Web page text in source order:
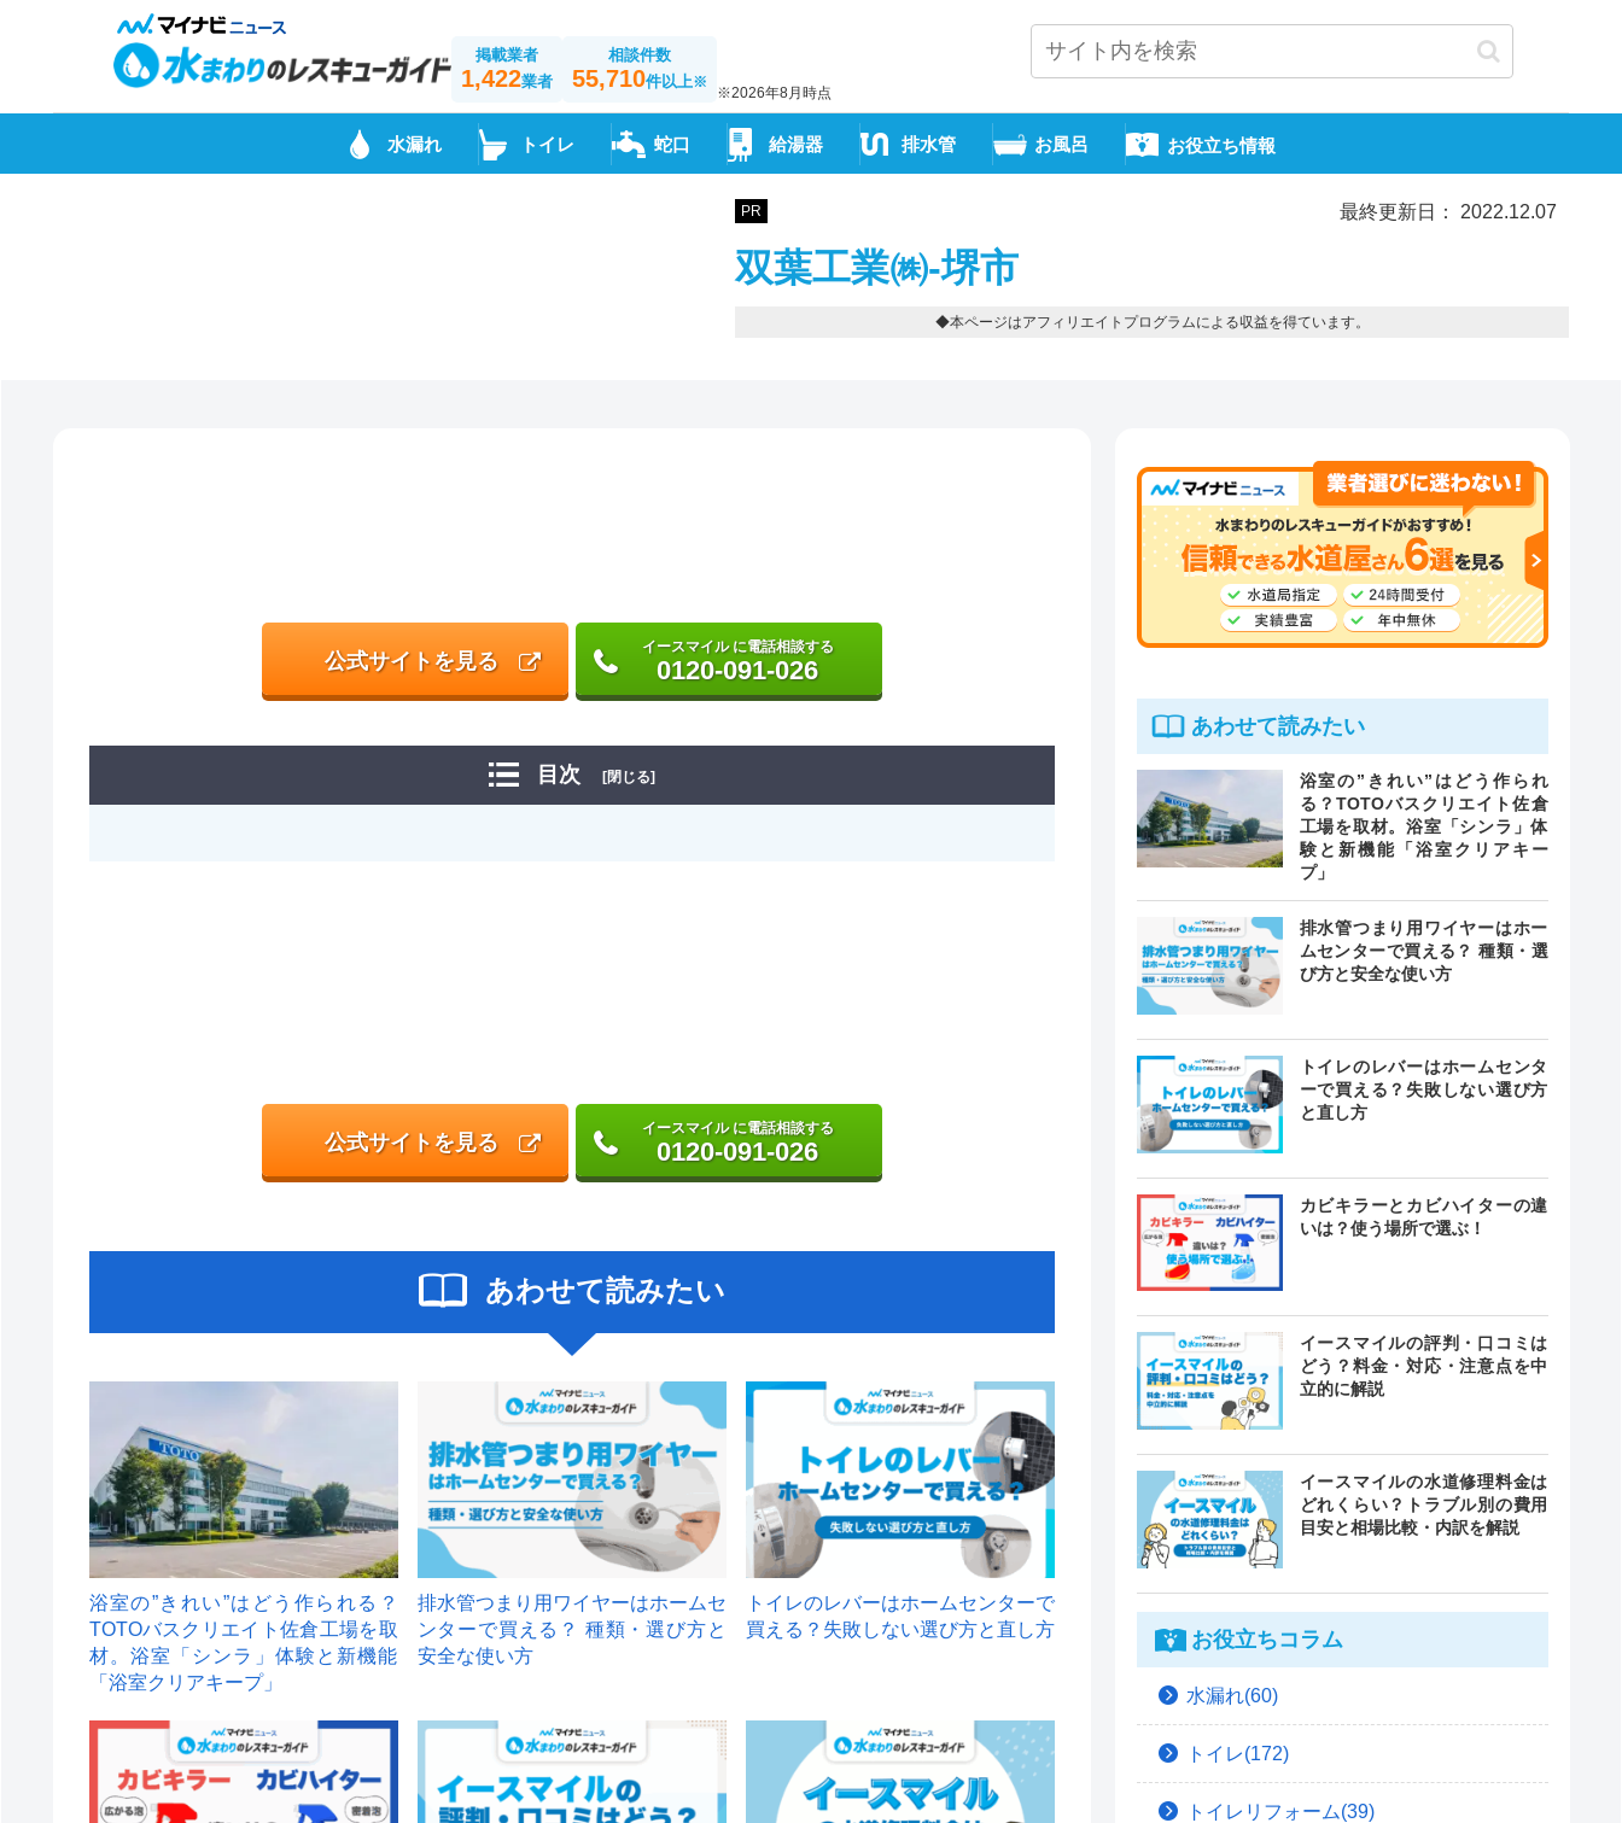
掲載業者
1,422業者
相談件数
55,710件以上※
※2026年8月時点
水漏れ トイレ 蛇口 給湯器 排水管 お風呂 お役立ち情報
PR 最終更新日： 2022.12.07
双葉工業㈱-堺市
◆本ページはアフィリエイトプログラムによる収益を得ています。
公式サイトを見る
イースマイル に電話相談する
0120-091-026
目次 [閉じる]
公式サイトを見る
イースマイル に電話相談する
0120-091-026
あわせて読みたい
浴室の”きれい”はどう作られる？
TOTOバスクリエイト佐倉工場を取
材。浴室「シンラ」体験と新機能
「浴室クリアキープ」
排水管つまり用ワイヤーはホームセ
ンターで買える？ 種類・選び方と
安全な使い方
トイレのレバーはホームセンターで
買える？失敗しない選び方と直し方
あわせて読みたい
浴室の”きれい”はどう作られ
る？TOTOバスクリエイト佐倉
工場を取材。浴室「シンラ」体
験と新機能「浴室クリアキー
プ」
排水管つまり用ワイヤーはホー
ムセンターで買える？ 種類・選
び方と安全な使い方
トイレのレバーはホームセンタ
ーで買える？失敗しない選び方
と直し方
カビキラーとカビハイターの違
いは？使う場所で選ぶ！
イースマイルの評判・口コミは
どう？料金・対応・注意点を中
立的に解説
イースマイルの水道修理料金は
どれくらい？トラブル別の費用
目安と相場比較・内訳を解説
お役立ちコラム
水漏れ(60)
トイレ(172)
トイレリフォーム(39)